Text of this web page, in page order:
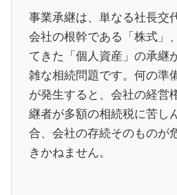
事業承継は、単なる社長交
会社の根幹である「株式」
てきた「個人資産」の承継
雑な相続問題です。何の準
が発生すると、会社の経営
継者が多額の相続税に苦し
合、会社の存続そのものが
きかねません。